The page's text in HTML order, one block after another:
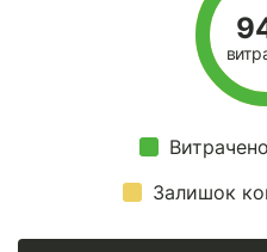
Витрачено
Залишок